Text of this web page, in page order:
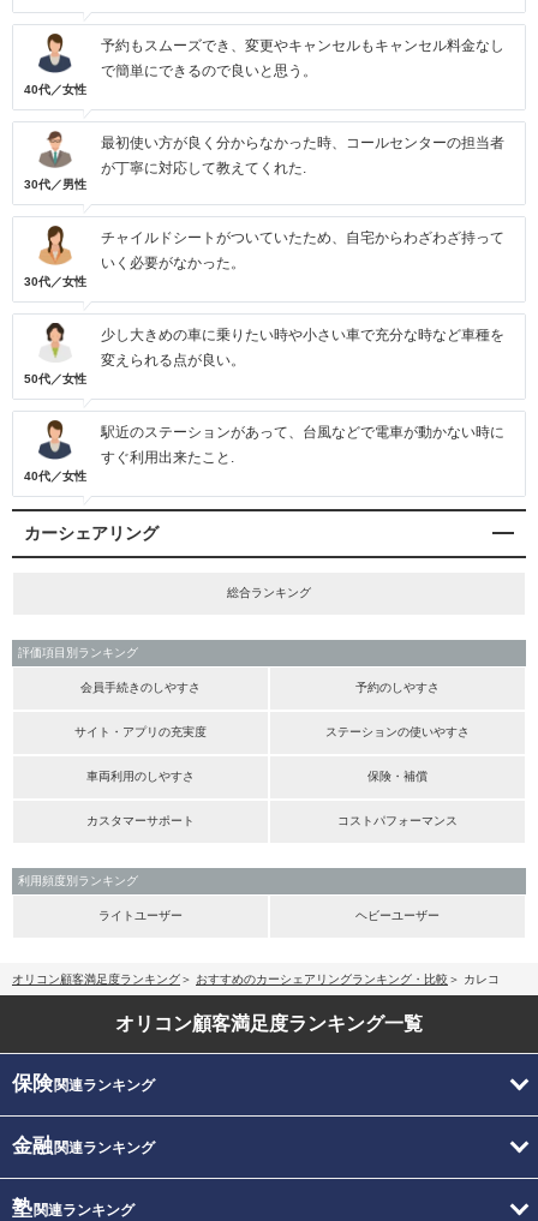
40代／女性
予約もスムーズでき、変更やキャンセルもキャンセル料金なし
で簡単にできるので良いと思う。
30代／男性
最初使い方が良く分からなかった時、コールセンターの担当者
が丁寧に対応して教えてくれた.
30代／女性
チャイルドシートがついていたため、自宅からわざわざ持って
いく必要がなかった。
50代／女性
少し大きめの車に乗りたい時や小さい車で充分な時など車種を
変えられる点が良い。
40代／女性
駅近のステーションがあって、台風などで電車が動かない時に
すぐ利用出来たこと.
カーシェアリング
総合ランキング
評価項目別ランキング
会員手続きのしやすさ 予約のしやすさ
サイト・アプリの充実度 ステーションの使いやすさ
車両利用のしやすさ 保険・補償
カスタマーサポート コストパフォーマンス
利用頻度別ランキング
ライトユーザー ヘビーユーザー
オリコン顧客満足度ランキング おすすめのカーシェアリングランキング・比較 カレコ
オリコン顧客満足度ランキング一覧
保険関連ランキング
金融関連ランキング
塾関連ランキング